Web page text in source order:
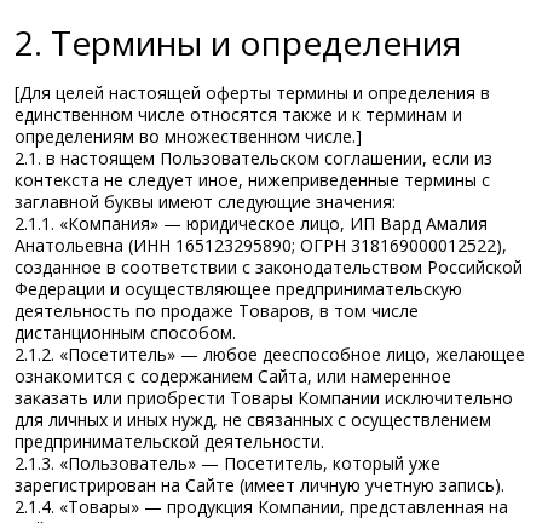
2. Термины и определения
[Для целей настоящей оферты термины и определения в
единственном числе относятся также и к терминам и
определениям во множественном числе.]
2.1. в настоящем Пользовательском соглашении, если из
контекста не следует иное, нижеприведенные термины с
заглавной буквы имеют следующие значения:
2.1.1. «Компания» — юридическое лицо, ИП Вард Амалия
Анатольевна (ИНН 165123295890; ОГРН 318169000012522),
созданное в соответствии с законодательством Российской
Федерации и осуществляющее предпринимательскую
деятельность по продаже Товаров, в том числе
дистанционным способом.
2.1.2. «Посетитель» — любое дееспособное лицо, желающее
ознакомится с содержанием Сайта, или намеренное
заказать или приобрести Товары Компании исключительно
для личных и иных нужд, не связанных с осуществлением
предпринимательской деятельности.
2.1.3. «Пользователь» — Посетитель, который уже
зарегистрирован на Сайте (имеет личную учетную запись).
2.1.4. «Товары» — продукция Компании, представленная на